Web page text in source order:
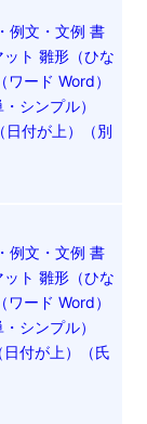
例文・文例 書
ト 雛形（ひな
ード Word）
シンプル）
付が上）（別
例文・文例 書
ト 雛形（ひな
ード Word）
シンプル）
付が上）（氏